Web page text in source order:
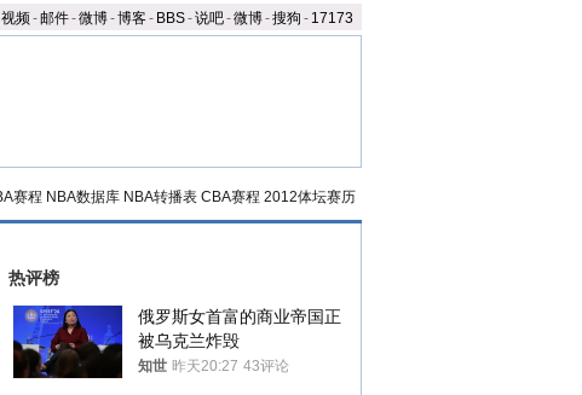
视频-邮件-微博-博客- BBS-说吧-微博-搜狗 - 17173
赛程 NBA数据库 NBA转播表 CBA赛程 2012体坛赛历
热评榜
俄罗斯女首富的商业帝国正
被乌克兰炸毁
知世 昨天20:27 43评论